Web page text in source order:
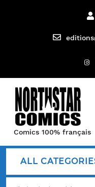
Comics 100% français
ALL